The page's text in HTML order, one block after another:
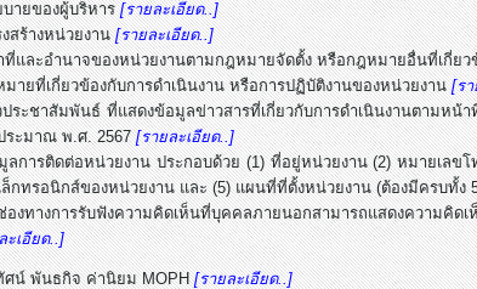
บายของผู้บริหาร[รายละเอียด..]
สร้างหน่วยงาน[รายละเอียด..]
ที่และอำนาจของหน่วยงานตามกฎหมายจัดตั้ง หรือกฎหมายอื่นที่เกี่ย
มายที่เกี่ยวข้องกับการดำเนินงาน หรือการปฏิบัติงานของหน่วยงาน[รา
ประชาสัมพันธ์ ที่แสดงข้อมูลข่าวสารที่เกี่ยวกับการดำเนินงานตามหน้
ระมาณ พ.ศ. 2567[รายละเอียด..]
ลการติดต่อหน่วยงาน ประกอบด้วย (1) ที่อยู่หน่วยงาน (2) หมายเลข
กทรอนิกส์ของหน่วยงาน และ (5) แผนที่ที่ตั้งหน่วยงาน (ต้องมีครบทั้ง
ทางการรับฟังความคิดเห็นที่บุคคลภายนอกสามารถแสดงความคิดเ
ะเอียด..]
ศน์ พันธกิจ ค่านิยม MOPH[รายละเอียด..]